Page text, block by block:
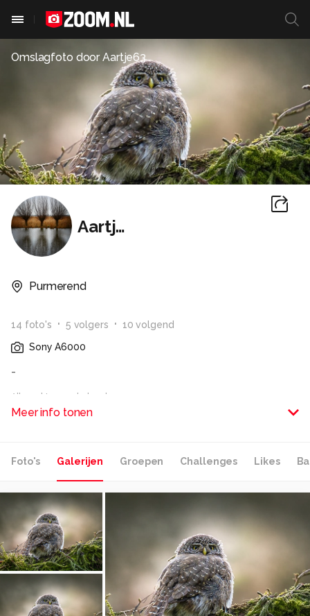
Omslagfoto doorAartje63
Aartje63
Purmerend
14 foto's 5 volgers 10 volgend
Sony A6000
-
Alle rechten voorbehouden
Meer info tonen
Foto's Galerijen Groepen Challenges Likes